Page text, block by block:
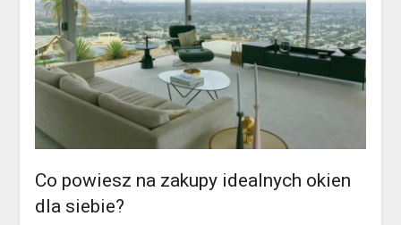
Co powiesz na zakupy idealnych okien
dla siebie?